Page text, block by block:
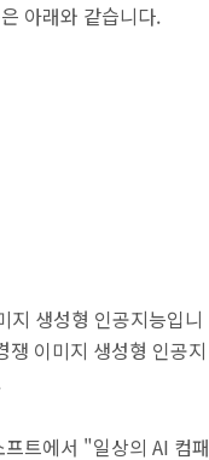
아래와 같습니다.
지 생성형 인공지능입니
이미지 생성형 인공지
트에서 "일상의 AI 컴패